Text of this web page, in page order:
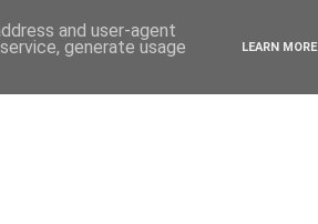
and user-agent
generate usage LEARN MORE